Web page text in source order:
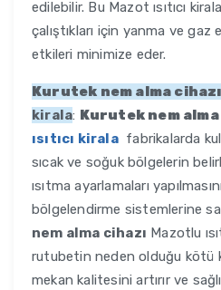
edilebilir. Bu Mazot ısıtıcı
çalıştıkları için yanma ve
etkileri minimize eder.
Kurutek nem alma cihazı
kirala: Kurutek nem alma
ısıtıcı kiralafabrikalarda
sıcak ve soğuk bölgelerin
ısıtma ayarlamaları
bölgelendirme sistemlerine
nem alma cihazı Mazotlu
rutubetin neden olduğu kötü
mekan kalitesini artırır ve